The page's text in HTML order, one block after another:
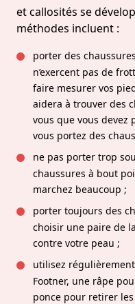
et callosités se
méthodes incluent :
porter des
n’exercent pas de
faire mesurer vos
aidera à trouver des
vous que vous devez
vous portez des
ne pas porter trop
chaussures à bout
marchez beaucoup ;
porter toujours des
choisir une paire de
contre votre peau ;
utilisez
Footner, une râpe
ponce pour retirer